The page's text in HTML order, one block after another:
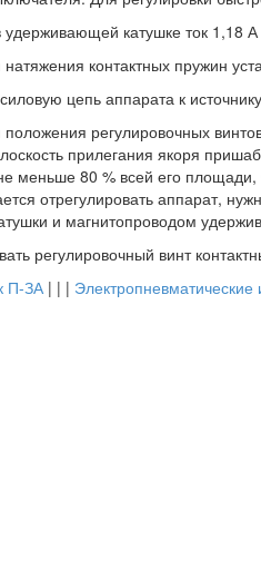
удерживающей катушке ток 1,18 А
контактных пружин
цепь аппарата к
регулировочных
прилегания якоря
меньше 80 % всей его
отрегулировать аппарат,
и магнитопроводом
регулировочный винт
П-ЗА| | | Электропневматические